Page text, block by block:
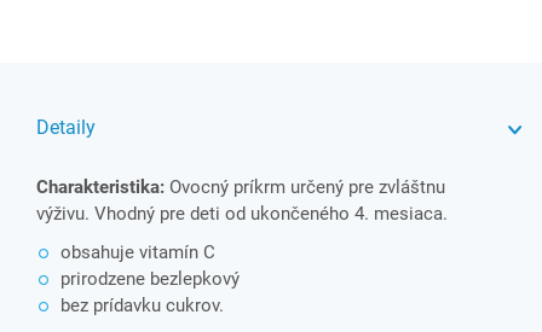
Detaily
Charakteristika: Ovocný príkrm určený pre zvláštnu
výživu. Vhodný pre deti od ukončeného 4. mesiaca.
obsahuje vitamín C
prirodzene bezlepkový
bez prídavku cukrov.